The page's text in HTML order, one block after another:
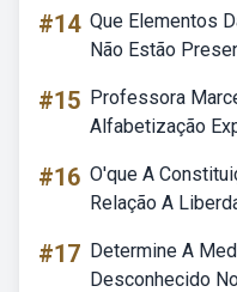
#14 Que Elementos
Não Estão
#15 Professora
Alfabetização
#16 O'que A
Relação A
#17 Determine A
Desconhecido